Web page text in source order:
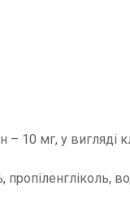
– 10 мг, у вигляді
пропіленгліколь,